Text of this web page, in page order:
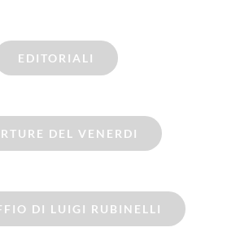
EDITORIALI
DEL VENERDI
DI LUIGI RUBINELLI